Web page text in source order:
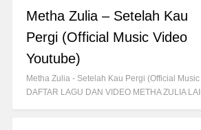
Metha Zulia – Setelah Kau
Pergi (Official Music Video
Youtube)
Metha Zulia - Setelah Kau Pergi (Official
DAFTAR LAGU DAN VIDEO METHA ZULIA